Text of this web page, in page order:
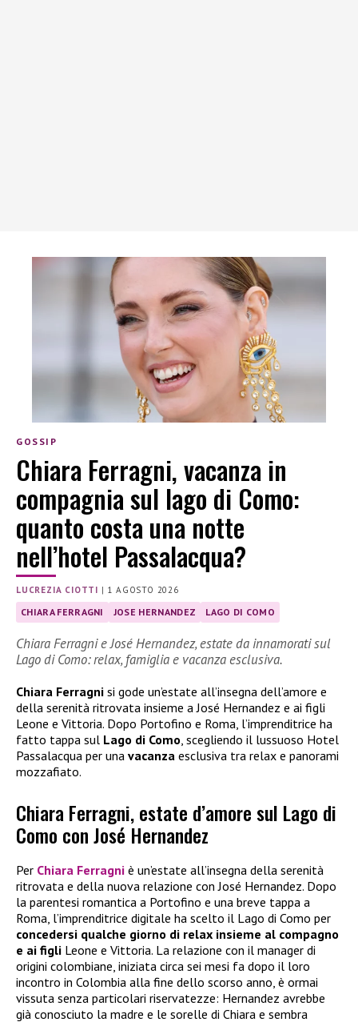
GOSSIP
Chiara Ferragni, vacanza in
compagnia sul lago di Como:
quanto costa una notte
nell’hotel Passalacqua?
LUCREZIA CIOTTI | 1 AGOSTO 2026
CHIARA FERRAGNI JOSE HERNANDEZ LAGO DI COMO
Chiara Ferragni e José Hernandez, estate da innamorati sul
Lago di Como: relax, famiglia e vacanza esclusiva.
Chiara Ferragni si gode un’estate all’insegna dell’amore e
della serenità ritrovata insieme a José Hernandez e ai figli
Leone e Vittoria. Dopo Portofino e Roma, l’imprenditrice ha
fatto tappa sul Lago di Como, scegliendo il lussuoso Hotel
Passalacqua per una vacanza esclusiva tra relax e panorami
mozzafiato.
Chiara Ferragni, estate d’amore sul Lago di
Como con José Hernandez
Per Chiara Ferragni è un’estate all’insegna della serenità
ritrovata e della nuova relazione con José Hernandez. Dopo
la parentesi romantica a Portofino e una breve tappa a
Roma, l’imprenditrice digitale ha scelto il Lago di Como per
concedersi qualche giorno di relax insieme al compagno
e ai figli Leone e Vittoria. La relazione con il manager di
origini colombiane, iniziata circa sei mesi fa dopo il loro
incontro in Colombia alla fine dello scorso anno, è ormai
vissuta senza particolari riservatezze: Hernandez avrebbe
già conosciuto la madre e le sorelle di Chiara e sembra